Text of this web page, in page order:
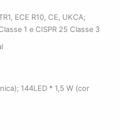
ECE R10, CE, UKCA;
1 e CISPR 25 Classe 3
144LED * 1,5 W (cor